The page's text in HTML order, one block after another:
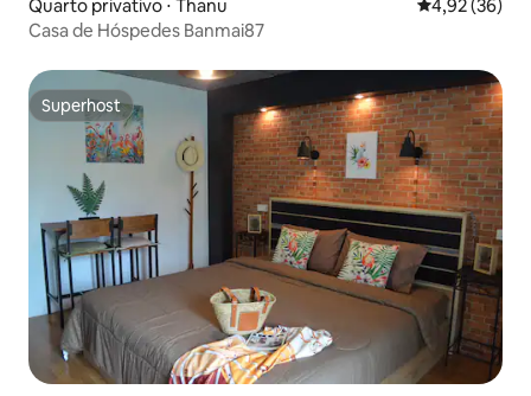
Quarto privativo ⋅ Thanu 4,92 de uma
4,92 (36)
Casa de Hóspedes Banmai87
Superhost
Superhost